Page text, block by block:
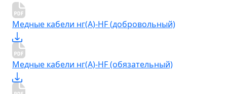
Медные кабели нг(A)-HF (добровольный)
Медные кабели нг(A)-HF (обязательный)